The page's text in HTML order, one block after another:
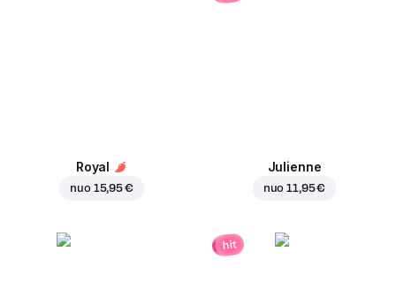
Royal
nuo 15,95 €
Julienne
nuo11,95 €
hit